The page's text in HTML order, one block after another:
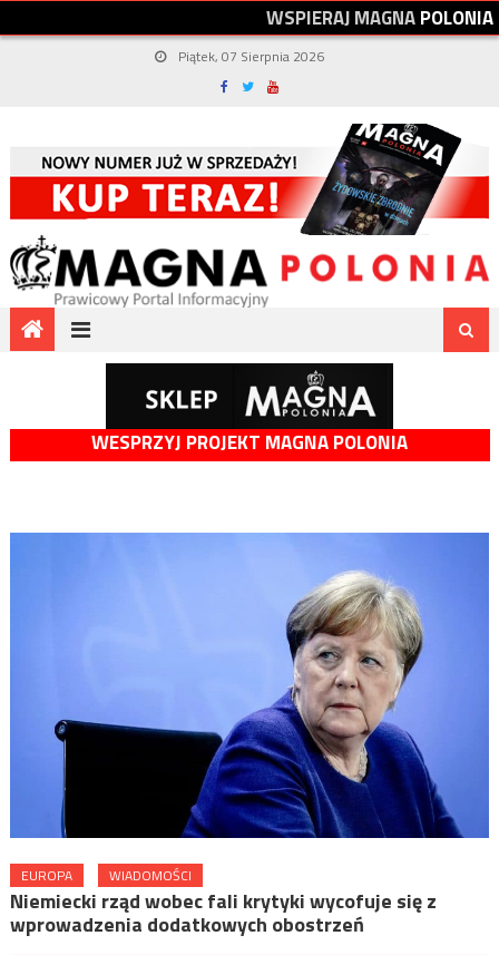
WSPIERAJMAGNAPOLONIA
Piątek, 07 Sierpnia 2026
WESPRZYJ PROJEKT MAGNA POLONIA
EUROPA WIADOMOŚCI
Niemiecki rząd wobec fali krytyki wycofuje się z
wprowadzenia dodatkowych obostrzeń